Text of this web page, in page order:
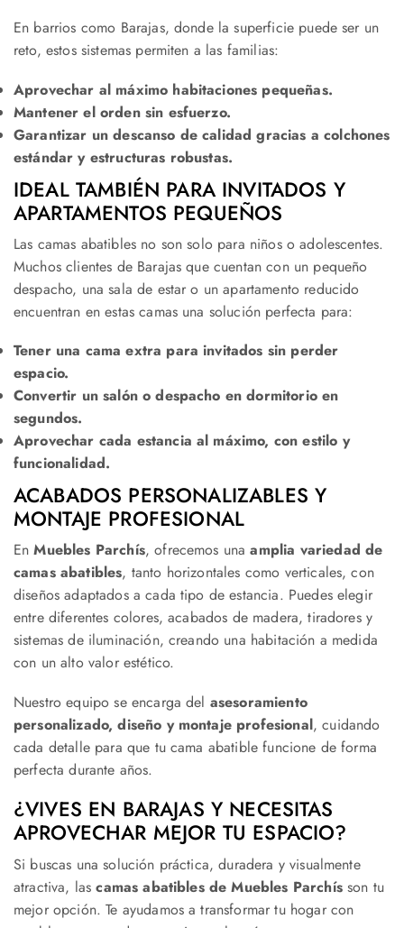
En barrios como Barajas, donde la superficie puede ser un
reto, estos sistemas permiten a las familias:
Aprovechar al máximo habitaciones pequeñas.
Mantener el orden sin esfuerzo.
Garantizar un descanso de calidad gracias a colchones
estándar y estructuras robustas.
IDEAL TAMBIÉN PARA INVITADOS Y
APARTAMENTOS PEQUEÑOS
Las camas abatibles no son solo para niños o adolescentes.
Muchos clientes de Barajas que cuentan con un pequeño
despacho, una sala de estar o un apartamento reducido
encuentran en estas camas una solución perfecta para:
Tener una cama extra para invitados sin perder
espacio.
Convertir un salón o despacho en dormitorio en
segundos.
Aprovechar cada estancia al máximo, con estilo y
funcionalidad.
ACABADOS PERSONALIZABLES Y
MONTAJE PROFESIONAL
EnMuebles Parchís, ofrecemos unaamplia variedad de
camas abatibles, tanto horizontales como verticales, con
diseños adaptados a cada tipo de estancia. Puedes elegir
entre diferentes colores, acabados de madera, tiradores y
sistemas de iluminación, creando una habitación a medida
con un alto valor estético.
Nuestro equipo se encarga del asesoramiento
personalizado, diseño y montaje profesional, cuidando
cada detalle para que tu cama abatible funcione de forma
perfecta durante años.
¿VIVES EN BARAJAS Y NECESITAS
APROVECHAR MEJOR TU ESPACIO?
Si buscas una solución práctica, duradera y visualmente
atractiva, lascamas abatibles de Muebles Parchísson tu
mejor opción. Te ayudamos a transformar tu hogar con